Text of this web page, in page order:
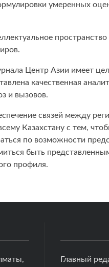
умеренных
пространство
Центр Азии имеет
качественная
и вызовов.
связей между
Казахстану с тем,
по возможности
быть
профиля.
Главный